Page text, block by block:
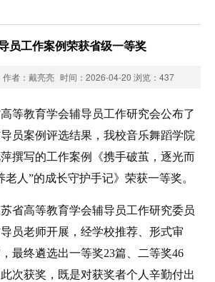
员工作案例荣获省级一等奖
作者：戴亮亮 时间：2026-04-20 浏览： 437
等教育学会辅导员工作研究会公布了
员案例评选结果，我校音乐舞蹈学院
撰写的工作案例《携手破茧，逐光而
人”的成长守护手记》荣获一等奖。
省高等教育学会辅导员工作研究委员
员老师开展，经学校推荐、形式审
最终遴选出一等奖23篇、二等奖46
次获奖，既是对获奖者个人辛勤付出